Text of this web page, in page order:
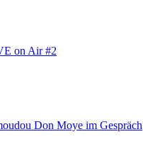
on Air #2
Don Moye im Gespräch